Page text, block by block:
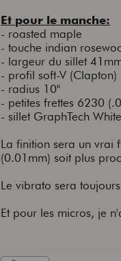
Et pour le manche:
- roasted maple
- touche indian
- largeur du sillet
- profil soft-V (Clapton)
- radius 10"
- petites frettes 6230
- sillet GraphTech
La finition sera un vrai
(0.01mm) soit plus
Le vibrato sera
Et pour les micros, je